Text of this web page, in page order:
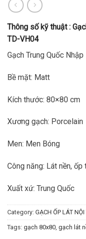
Thông số kỹ thuật :
TD-VH04
Gạch Trung Quốc
Bề mặt: Matt
Kích thước: 80×80 cm
Xương gạch: Porcelain
Men: Men Bóng
Công năng: Lát nền, ốp
Xuất xứ: Trung Quốc
Category: GẠCH ỐP LÁT
Tags: gạch 80x80 gạch lát